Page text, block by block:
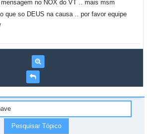
no NOX do VT .. mais msm
que so DEUS na causa .. por favor equipe